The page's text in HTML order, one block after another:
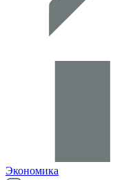
Экономика